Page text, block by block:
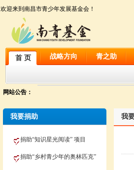
欢迎来到南昌市青少年发展基金会！
首 页 战略方向 青之助
网站公告：
我要捐助
捐助“知识星光阅读” 项目
捐助“乡村青少年的奥林匹克”
我